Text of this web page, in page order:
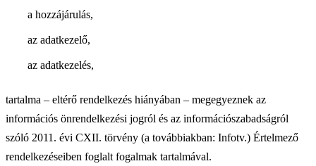
a hozzájárulás,
az adatkezelő,
az adatkezelés,
tartalma – eltérő rendelkezés hiányában – megegyeznek az
információs önrendelkezési jogról és az információszabadságról
szóló 2011. évi CXII. törvény (a továbbiakban: Infotv.) Értelmező
rendelkezéseiben foglalt fogalmak tartalmával.